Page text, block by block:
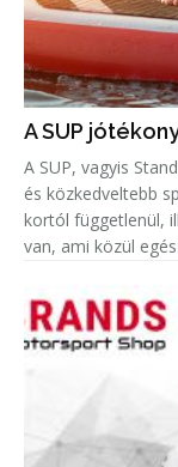
A SUP
A SUP, vagyis
és közkedveltebb
kortól függetlenül,
van, ami közül